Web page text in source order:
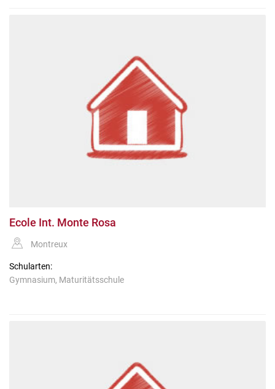
Ecole Int. Monte Rosa
Montreux
Schularten:
Gymnasium, Maturitätsschule